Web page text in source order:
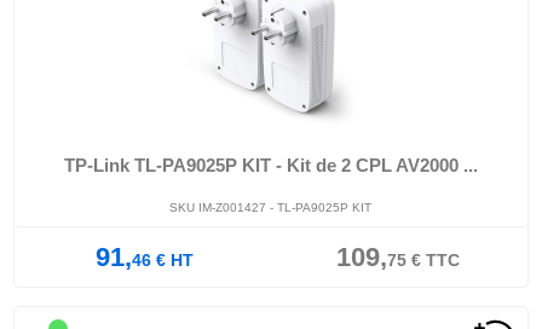
TP-Link TL-PA9025P KIT - Kit de 2 CPL AV2000 ...
SKU IM-Z001427 - TL-PA9025P KIT
91,46€HT 109,75€TTC